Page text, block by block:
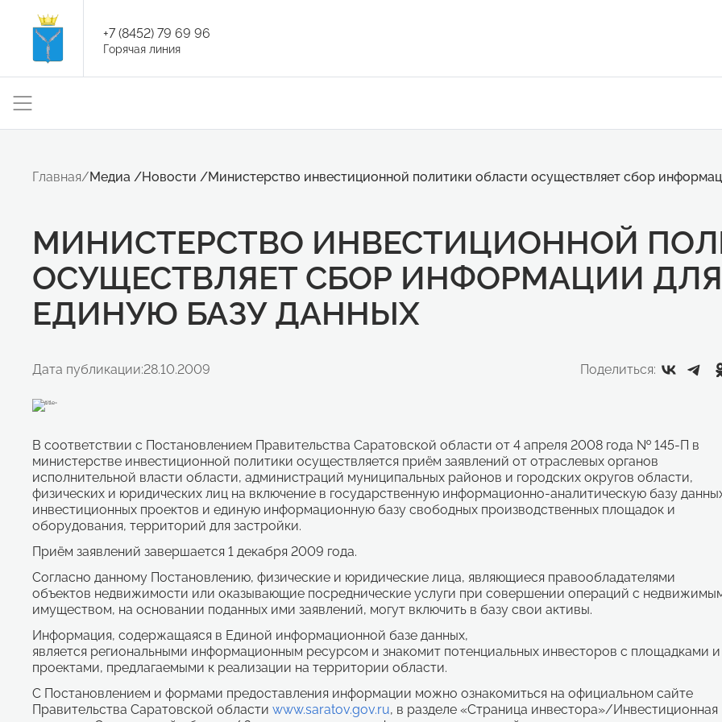
+7 (8452) 79 69 96
Горячая линия
Главная/Медиа /Новости /Министерство инвестиционной политики области осуществляет сбор
МИНИСТЕРСТВО ИНВЕСТИЦИОННОЙ
ОСУЩЕСТВЛЯЕТ СБОР ИНФОРМАЦИИ
ЕДИНУЮ БАЗУ ДАННЫХ
Дата публикации:28.10.2009 Поделиться:
В соответствии с Постановлением Правительства Саратовской области от 4 апреля 2008 года № 145-П в
министерстве инвестиционной политики осуществляется приём заявлений от отраслевых органов
исполнительной власти области, администраций муниципальных районов и городских округов области,
физических и юридических лиц на включение в государственную информационно-аналитическую базу
инвестиционных проектов и единую информационную базу свободных производственных площадок и
оборудования, территорий для застройки.
Приём заявлений завершается 1 декабря 2009 года.
Согласно данному Постановлению, физические и юридические лица, являющиеся правообладателями
объектов недвижимости или оказывающие посреднические услуги при совершении операций с
имуществом, на основании поданных ими заявлений, могут включить в базу свои активы.
Информация, содержащаяся в Единой информационной базе данных,
является региональными информационным ресурсом и знакомит потенциальных инвесторов с площадками и
проектами, предлагаемыми к реализации на территории области.
С Постановлением и формами предоставления информации можно ознакомиться на официальном сайте
Правительства Саратовской области www.saratov.gov.ru, в разделе «Страница инвестора»/Инвестиционная